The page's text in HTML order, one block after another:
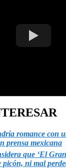
romance con
prensa mexicana
que ‘El
picón, ni mal